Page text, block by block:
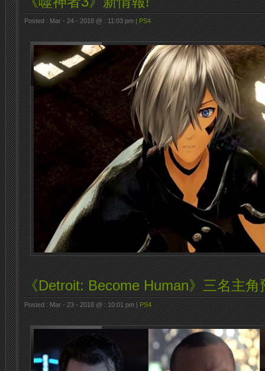
Posted : Mar - 24 - 2018 @ : 11:03 pm | PS4
《Detroit: Become Human》三名主角
Posted : Mar - 23 - 2018 @ : 10:01 pm | PS4